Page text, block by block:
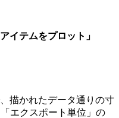
イテムをプロット」
描かれたデータ通りの寸
エクスポート単位」の